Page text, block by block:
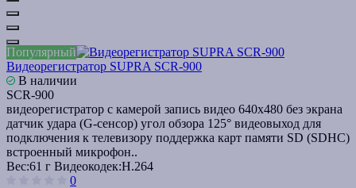
Популярный
Видеорегистратор SUPRA SCR-900
В наличии
SCR-900
видеорегистратор с камерой запись видео 640x480 без экрана
датчик удара (G-сенсор) угол обзора 125° видеовыход для
подключения к телевизору поддержка карт памяти SD (SDHC)
встроенный микрофон..
Вес:61 г Видеокодек:H.264
0